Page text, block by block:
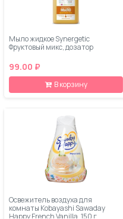
Мыло жидкое Synergetic
Фруктовый микс, дозатор
99.00 ₽
В корзину
Освежитель воздуха для
комнаты Kobayashi Sawaday
Happy French Vanilla, 150 г